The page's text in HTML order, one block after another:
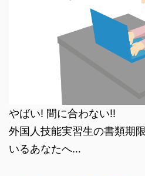
やばい! 間に合わない!!
外国人技能実習生の書類期
いるあなたへ…